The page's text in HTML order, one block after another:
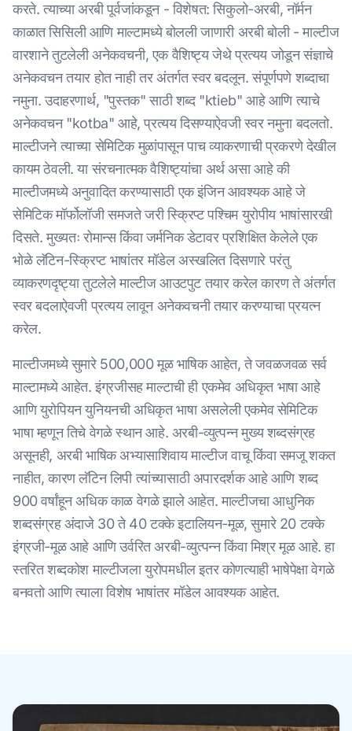
करते. त्याच्या अरबी पूर्वजांकडून - विशेषत: सिकुलो-अरबी, नॉर्मन
काळात सिसिली आणि माल्टामध्ये बोलली जाणारी अरबी बोली - माल्टीज
वारशाने तुटलेली अनेकवचनी, एक वैशिष्ट्य जेथे प्रत्यय जोडून संज्ञाचे
अनेकवचन तयार होत नाही तर अंतर्गत स्वर बदलून. संपूर्णपणे शब्दाचा
नमुना. उदाहरणार्थ, "पुस्तक" साठी शब्द "ktieb" आहे आणि त्याचे
अनेकवचन "kotba" आहे, प्रत्यय दिसण्याऐवजी स्वर नमुना बदलतो.
माल्टीजने त्याच्या सेमिटिक मुळांपासून पाच व्याकरणाची प्रकरणे देखील
कायम ठेवली. या संरचनात्मक वैशिष्ट्यांचा अर्थ असा आहे की
माल्टीजमध्ये अनुवादित करण्यासाठी एक इंजिन आवश्यक आहे जे
सेमिटिक मॉर्फोलॉजी समजते जरी स्क्रिप्ट पश्चिम युरोपीय भाषांसारखी
दिसते. मुख्यतः रोमान्स किंवा जर्मनिक डेटावर प्रशिक्षित केलेले एक
भोळे लॅटिन-स्क्रिप्ट भाषांतर मॉडेल अस्खलित दिसणारे परंतु
व्याकरणदृष्ट्या तुटलेले माल्टीज आउटपुट तयार करेल कारण ते अंतर्गत
स्वर बदलाऐवजी प्रत्यय लावून अनेकवचनी तयार करण्याचा प्रयत्न
करेल.
माल्टीजमध्ये सुमारे 500,000 मूळ भाषिक आहेत, ते जवळजवळ सर्व
माल्टामध्ये आहेत. इंग्रजीसह माल्टाची ही एकमेव अधिकृत भाषा आहे
आणि युरोपियन युनियनची अधिकृत भाषा असलेली एकमेव सेमिटिक
भाषा म्हणून तिचे वेगळे स्थान आहे. अरबी-व्युत्पन्न मुख्य शब्दसंग्रह
असूनही, अरबी भाषिक अभ्यासाशिवाय माल्टीज वाचू किंवा समजू शकत
नाहीत, कारण लॅटिन लिपी त्यांच्यासाठी अपारदर्शक आहे आणि शब्द
900 वर्षांहून अधिक काळ वेगळे झाले आहेत. माल्टीजचा आधुनिक
शब्दसंग्रह अंदाजे 30 ते 40 टक्के इटालियन-मूळ, सुमारे 20 टक्के
इंग्रजी-मूळ आहे आणि उर्वरित अरबी-व्युत्पन्न किंवा मिश्र मूळ आहे. हा
स्तरित शब्दकोश माल्टीजला युरोपमधील इतर कोणत्याही भाषेपेक्षा वेगळे
बनवतो आणि त्याला विशेष भाषांतर मॉडेल आवश्यक आहेत.